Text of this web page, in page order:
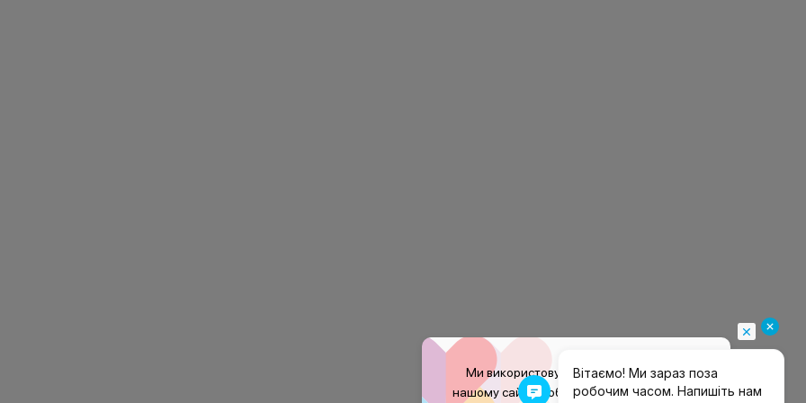
Ми використовуємо файли cookieна
нашому сайті, щоб покращити ваш досвід